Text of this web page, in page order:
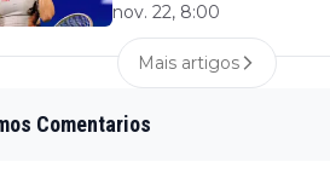
nov. 22, 8:00
Mais artigos
Comentarios